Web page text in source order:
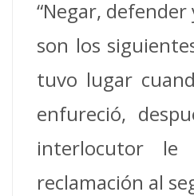
“Negar,
son los
tuvo lugar
enfureció,
interlocutor le
reclamación al